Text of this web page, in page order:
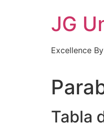
JG
Excellence
Tabla